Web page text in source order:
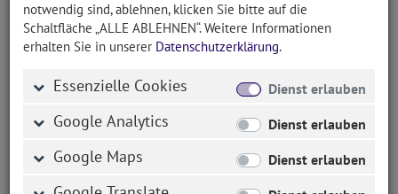
Verwaltungsoberfläche für den
Produktkonfigurator
Erweiterung für den von uns programmierten
Produktkonfigurator, der von EasyLan/ZVK seit 2016
für die individuelle Konfiguration verschiedenster
Produkte eingesetzt wird. In ca. drei Monaten
Projektlaufzeit wurde eine Verwaltungsoberfläche für
notwendig sind, ablehnen, klicken Sie bitte auf die
Schaltfläche „ALLE ABLEHNEN“. Weitere Informationen
erhalten Sie in unserer Datenschutzerklärung.
Essenzielle Cookies Dienst erlauben
Google Analytics Dienst erlauben
Google Maps Dienst erlauben